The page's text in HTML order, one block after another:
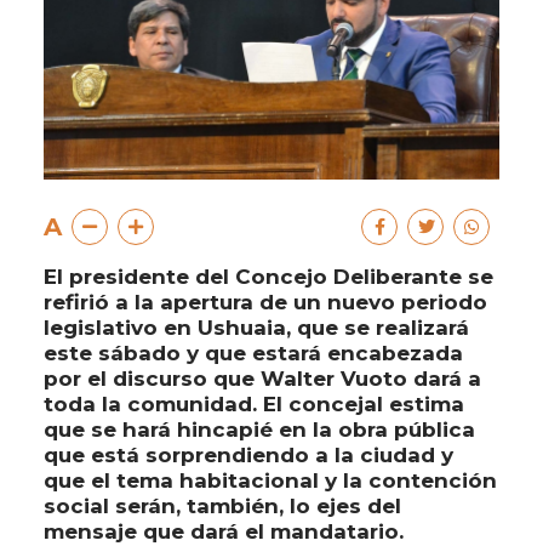
A
El presidente del Concejo Deliberante se
refirió a la apertura de un nuevo periodo
legislativo en Ushuaia, que se realizará
este sábado y que estará encabezada
por el discurso que Walter Vuoto dará a
toda la comunidad. El concejal estima
que se hará hincapié en la obra pública
que está sorprendiendo a la ciudad y
que el tema habitacional y la contención
social serán, también, lo ejes del
mensaje que dará el mandatario.